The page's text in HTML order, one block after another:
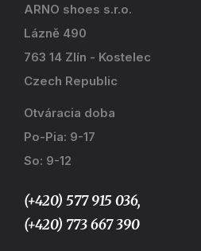
ARNO shoes s.r.o.
Lázně 490
763 14 Zlín - Kostelec
Czech Republic
Otváracia doba
Po-Pia: 9-17
So: 9-12
(+420) 577 915 036,
(+420) 773 667 390